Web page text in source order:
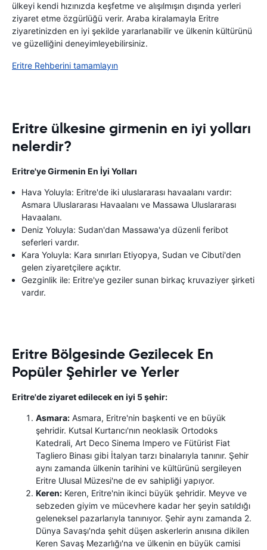
ülkeyi kendi hızınızda keşfetme ve alışılmışın dışında yerleri
ziyaret etme özgürlüğü verir. Araba kiralamayla Eritre
ziyaretinizden en iyi şekilde yararlanabilir ve ülkenin kültürünü
ve güzelliğini deneyimleyebilirsiniz.
Eritre Rehberini tamamlayın
Eritre ülkesine girmenin en iyi yolları
nelerdir?
Eritre'ye Girmenin En İyi Yolları
Hava Yoluyla: Eritre'de iki uluslararası havaalanı vardır:
Asmara Uluslararası Havaalanı ve Massawa Uluslararası
Havaalanı.
Deniz Yoluyla: Sudan'dan Massawa'ya düzenli feribot
seferleri vardır.
Kara Yoluyla: Kara sınırları Etiyopya, Sudan ve Cibuti'den
gelen ziyaretçilere açıktır.
Gezginlik ile: Eritre'ye geziler sunan birkaç kruvaziyer şirketi
vardır.
Eritre Bölgesinde Gezilecek En
Popüler Şehirler ve Yerler
Eritre'de ziyaret edilecek en iyi 5 şehir:
Asmara: Asmara, Eritre'nin başkenti ve en büyük
şehridir. Kutsal Kurtarıcı'nın neoklasik Ortodoks
Katedrali, Art Deco Sinema Impero ve Fütürist Fiat
Tagliero Binası gibi İtalyan tarzı binalarıyla tanınır. Şehir
aynı zamanda ülkenin tarihini ve kültürünü sergileyen
Eritre Ulusal Müzesi'ne de ev sahipliği yapıyor.
Keren: Keren, Eritre'nin ikinci büyük şehridir. Meyve ve
sebzeden giyim ve mücevhere kadar her şeyin satıldığı
geleneksel pazarlarıyla tanınıyor. Şehir aynı zamanda 2.
Dünya Savaşı'nda şehit düşen askerlerin anısına dikilen
Keren Savaş Mezarlığı'na ve ülkenin en büyük camisi